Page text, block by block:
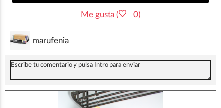
Me gusta ( 0)
marufenia